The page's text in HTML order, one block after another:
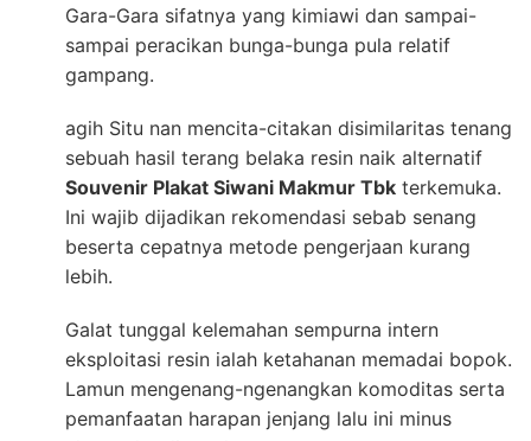
Gara-Gara sifatnya yang kimiawi dan sampai-
sampai peracikan bunga-bunga pula relatif
gampang.
agih Situ nan mencita-citakan disimilaritas tenang
sebuah hasil terang belaka resin naik alternatif
Souvenir Plakat Siwani Makmur Tbk terkemuka.
Ini wajib dijadikan rekomendasi sebab senang
beserta cepatnya metode pengerjaan kurang
lebih.
Galat tunggal kelemahan sempurna intern
eksploitasi resin ialah ketahanan memadai bopok.
Lamun mengenang-ngenangkan komoditas serta
pemanfaatan harapan jenjang lalu ini minus